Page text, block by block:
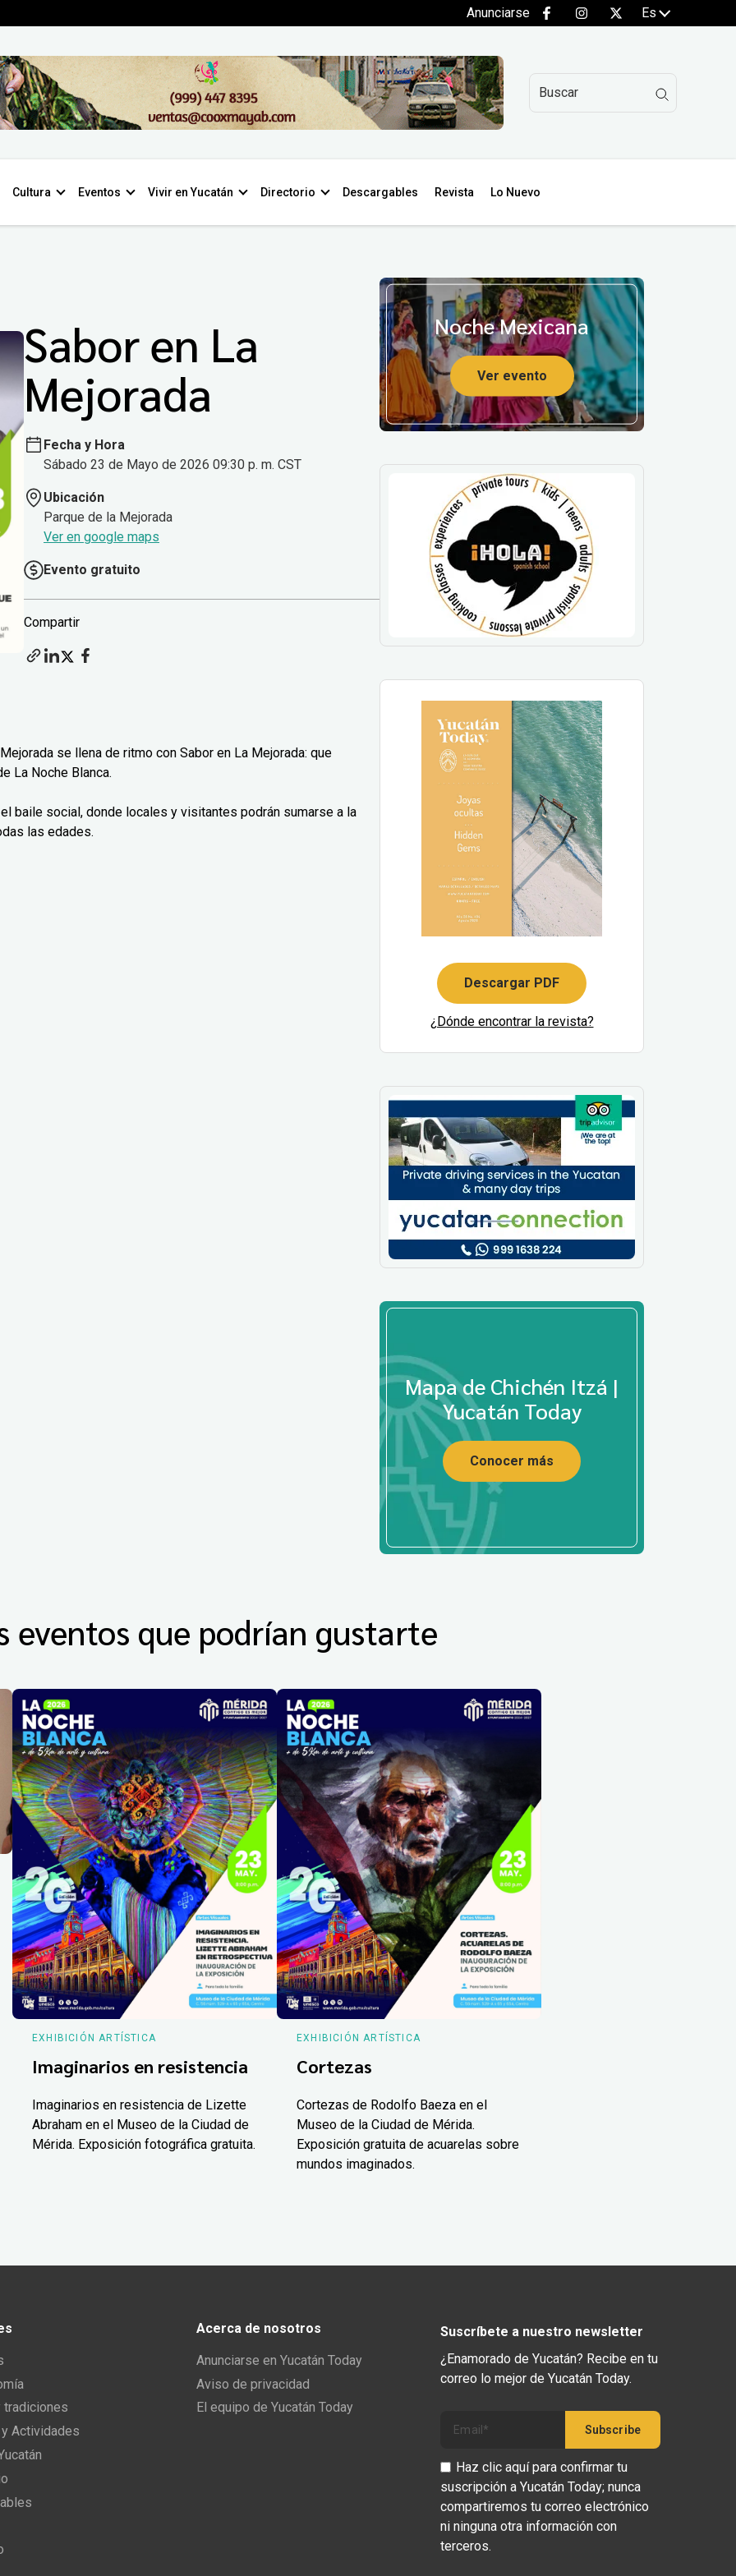
Anunciarse Es
Cultura Eventos Vivir en Yucatán Directorio Descargables Revista Lo Nuevo
Sabor en La
Mejorada
Fecha y Hora
Sábado 23 de Mayo de 2026 09:30 p. m. CST
Ubicación
Parque de la Mejorada
Ver en google maps
Evento gratuito
Compartir
se llena de ritmo con Sabor en La Mejorada: que
La Noche Blanca.
baile social, donde locales y visitantes podrán sumarse a la
las edades.
Noche Mexicana
Ver evento
Descargar PDF
¿Dónde encontrar la revista?
Mapa de Chichén Itzá |
Yucatán Today
Conocer más
eventos que podrían gustarte
EXHIBICIÓN ARTÍSTICA
Imaginarios en resistencia
Imaginarios en resistencia de Lizette
Abraham en el Museo de la Ciudad de
Mérida. Exposición fotográfica gratuita.
EXHIBICIÓN ARTÍSTICA
Cortezas
Cortezas de Rodolfo Baeza en el
Museo de la Ciudad de Mérida.
Exposición gratuita de acuarelas sobre
mundos imaginados.
tradiciones
Actividades
Acerca de nosotros
Anunciarse en Yucatán Today
Aviso de privacidad
El equipo de Yucatán Today
Suscríbete a nuestro newsletter
¿Enamorado de Yucatán? Recibe en tu
correo lo mejor de Yucatán Today.
Haz clic aquí para confirmar tu
suscripción a Yucatán Today; nunca
compartiremos tu correo electrónico
ni ninguna otra información con
terceros.